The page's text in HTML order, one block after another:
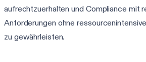
aufrechtzuerhalten und Compliance mit
Anforderungen ohne
zu gewährleisten.